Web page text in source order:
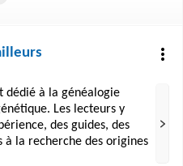
dédié à la généalogie
Les lecteurs y
des guides, des
à la recherche des origines